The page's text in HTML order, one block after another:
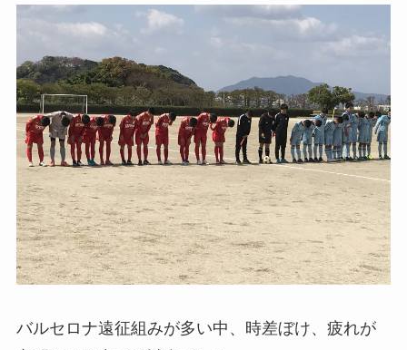
バルセロナ遠征組みが多い中、時差ぼけ、疲れが